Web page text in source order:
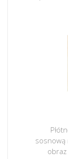
sosnową